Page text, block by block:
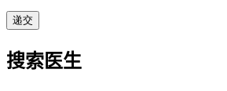
搜索医生